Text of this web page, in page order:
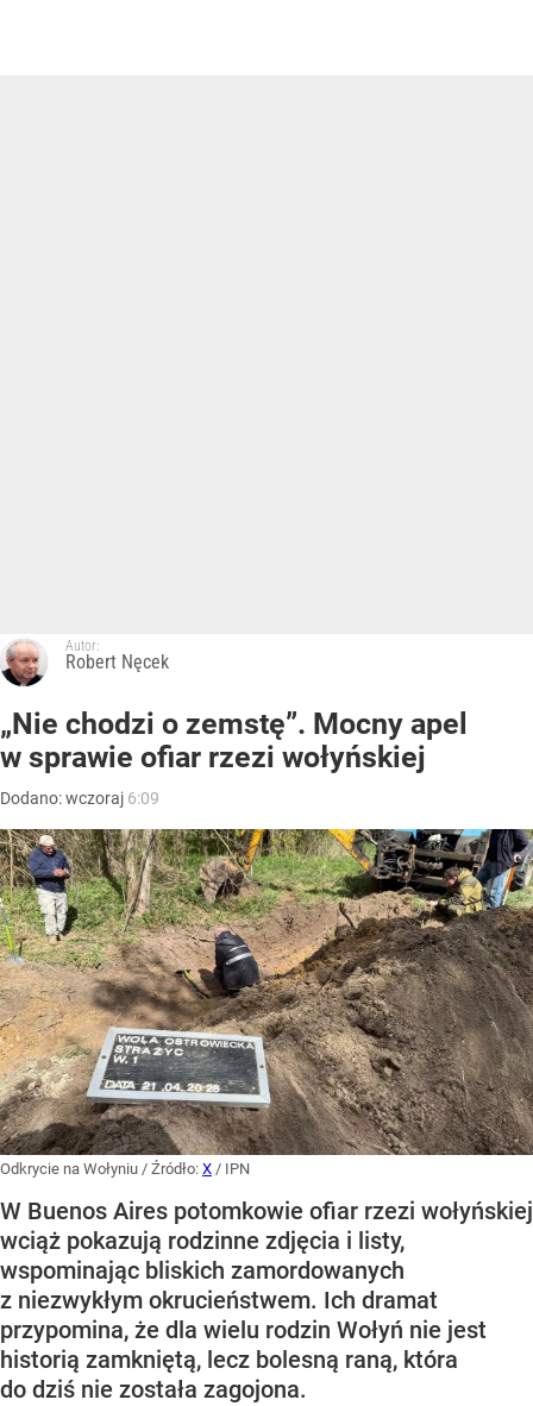
Autor:
Robert Nęcek
„Nie chodzi o zemstę”. Mocny apel
w sprawie ofiar rzezi wołyńskiej
Dodano:wczoraj 6:09
Odkrycie na Wołyniu / Źródło: X / IPN
W Buenos Aires potomkowie ofiar rzezi wołyńskiej
wciąż pokazują rodzinne zdjęcia i listy,
wspominając bliskich zamordowanych
z niezwykłym okrucieństwem. Ich dramat
przypomina, że dla wielu rodzin Wołyń nie jest
historią zamkniętą, lecz bolesną raną, która
do dziś nie została zagojona.